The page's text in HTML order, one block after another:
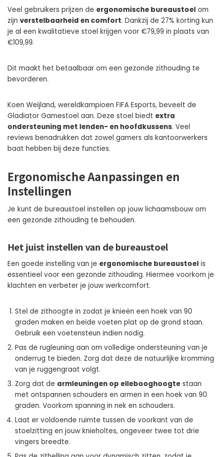
Veel gebruikers prijzen de ergonomische bureaustoel om
zijn verstelbaarheid en comfort. Dankzij de 27% korting kun
je al een kwalitatieve stoel krijgen voor €79,99 in plaats van
€109,99.
Dit maakt het betaalbaar om een gezonde zithouding te
bevorderen.
Koen Weijland, wereldkampioen FIFA Esports, beveelt de
Gladiator Gamestoel aan. Deze stoel biedt extra
ondersteuning met lenden- en hoofdkussens. Veel
reviews benadrukken dat zowel gamers als kantoorwerkers
baat hebben bij deze functies.
Ergonomische Aanpassingen en
Instellingen
Je kunt de bureaustoel instellen op jouw lichaamsbouw om
een gezonde zithouding te behouden.
Het juist instellen van de bureaustoel
Een goede instelling van je ergonomische bureaustoel is
essentieel voor een gezonde zithouding. Hiermee voorkom je
klachten en verbeter je jouw werkcomfort.
Stel de zithoogte in zodat je knieën een hoek van 90
graden maken en beide voeten plat op de grond staan.
Gebruik een voetensteun indien nodig.
Pas de rugleuning aan om volledige ondersteuning van je
onderrug te bieden. Zorg dat deze de natuurlijke kromming
van je ruggengraat volgt.
Zorg dat de armleuningen op ellebooghoogte staan
met ontspannen schouders en armen in een hoek van 90
graden. Voorkom spanning in nek en schouders.
Laat er voldoende ruimte tussen de voorkant van de
stoelzitting en jouw knieholtes, ongeveer twee tot drie
vingers breedte.